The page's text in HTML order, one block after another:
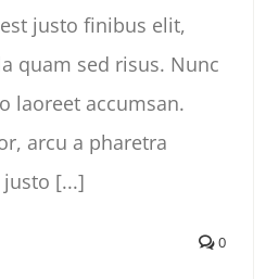
justo finibus elit,
quam sed risus. Nunc
laoreet accumsan.
arcu a pharetra
[...]
0